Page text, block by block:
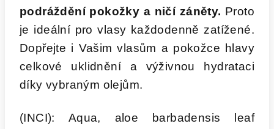
podráždění pokožky a ničí záněty. Proto
je ideální pro vlasy každodenně zatížené.
Dopřejte i Vašim vlasům a pokožce hlavy
celkové uklidnění a výživnou hydrataci
díky vybraným olejům.
(INCI): Aqua, aloe barbadensis leaf